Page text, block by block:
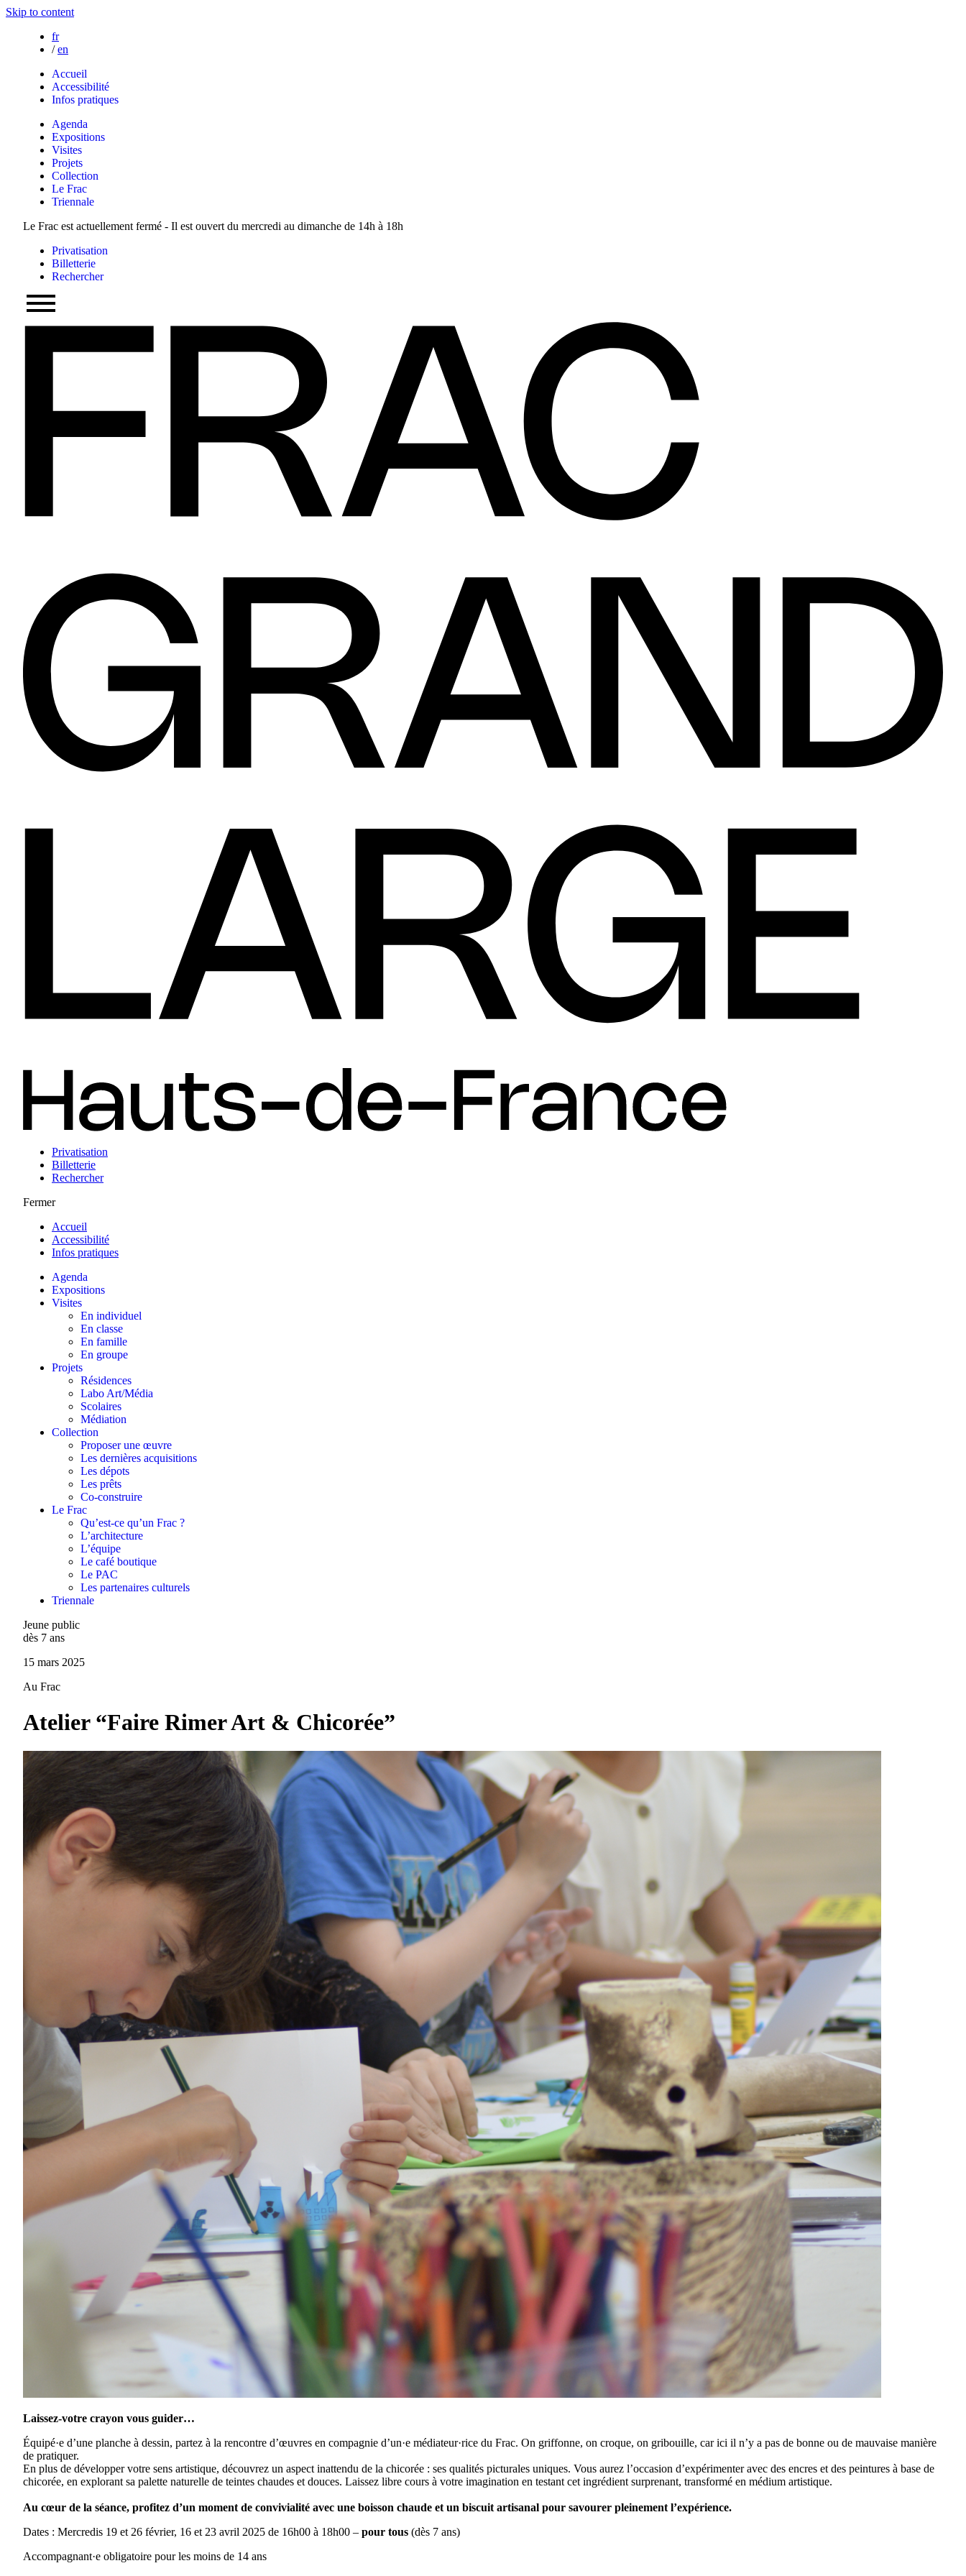
Skip to content
fr
/ en
Accueil
Accessibilité
Infos pratiques
Agenda
Expositions
Visites
Projets
Collection
Le Frac
Triennale
Le Frac est actuellement fermé - Il est ouvert du mercredi au dimanche de 14h à 18h
Privatisation
Billetterie
Rechercher
Privatisation
Billetterie
Rechercher
Fermer
Accueil
Accessibilité
Infos pratiques
Agenda
Expositions
Visites
En individuel
En classe
En famille
En groupe
Projets
Résidences
Labo Art/Média
Scolaires
Médiation
Collection
Proposer une œuvre
Les dernières acquisitions
Les dépots
Les prêts
Co-construire
Le Frac
Qu’est-ce qu’un Frac ?
L’architecture
L’équipe
Le café boutique
Le PAC
Les partenaires culturels
Triennale
Jeune public
dès 7 ans
15 mars 2025
Au Frac
Atelier “Faire Rimer Art & Chicorée”
Laissez-votre crayon vous guider…
Équipé·e d’une planche à dessin, partez à la rencontre d’œuvres en compagnie d’un·e médiateur·rice du Frac. On griffonne, on croque, on gribouille, car ici il n’y a pas de bonne ou de mauvaise manière
de pratiquer.
En plus de développer votre sens artistique, découvrez un aspect inattendu de la chicorée : ses qualités picturales uniques. Vous aurez l’occasion d’expérimenter avec des encres et des peintures à base de
chicorée, en explorant sa palette naturelle de teintes chaudes et douces. Laissez libre cours à votre imagination en testant cet ingrédient surprenant, transformé en médium artistique.
Au cœur de la séance, profitez d’un moment de convivialité avec une boisson chaude et un biscuit artisanal pour savourer pleinement l’expérience.
Dates : Mercredis 19 et 26 février, 16 et 23 avril 2025 de 16h00 à 18h00 – pour tous (dès 7 ans)
Accompagnant·e obligatoire pour les moins de 14 ans